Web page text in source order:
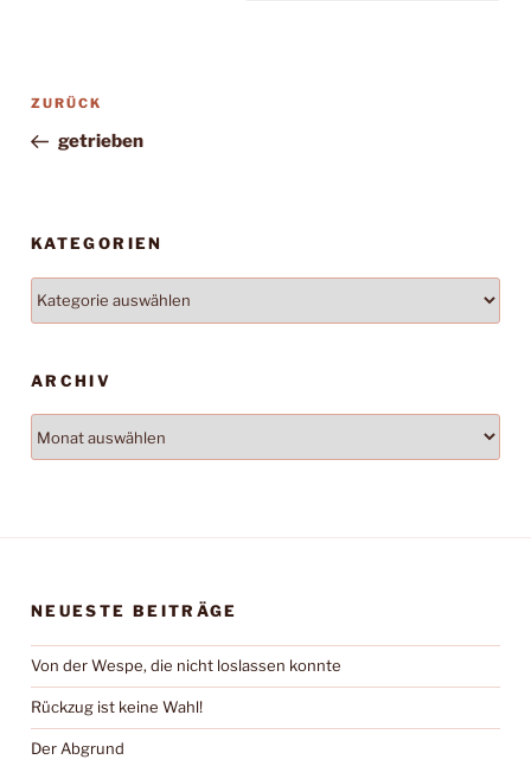
Beitragsnavigation
Vorheriger
ZURÜCK
getrieben
KATEGORIEN
ARCHIV
NEUESTE BEITRÄGE
Von der Wespe, die nicht loslassen konnte
Rückzug ist keine Wahl!
Der Abgrund